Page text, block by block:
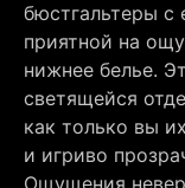
бюстгальтеры с
приятной на
нижнее белье.
светящейся
как только вы
и игриво
Ощущения